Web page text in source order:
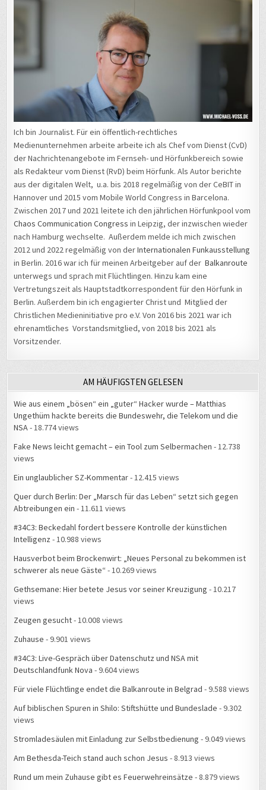
Ich bin Journalist. Für ein öffentlich-rechtliches
Medienunternehmen arbeite arbeite ich als Chef vom Dienst (CvD)
der Nachrichtenangebote im Fernseh- und Hörfunkbereich sowie
als Redakteur vom Dienst (RvD) beim Hörfunk. Als Autor berichte
aus der digitalen Welt, u.a. bis 2018 regelmäßig von der CeBIT in
Hannover und 2015 vom Mobile World Congress in Barcelona.
Zwischen 2017 und 2021 leitete ich den jährlichen Hörfunkpool vom
Chaos Communication Congress in Leipzig, der inzwischen wieder
nach Hamburg wechselte. Außerdem melde ich mich zwischen
2012 und 2022 regelmäßig von derInternationalen Funkausstellung
in Berlin. 2016 war ich für meinen Arbeitgeber auf derBalkanroute
unterwegs und sprach mit Flüchtlingen. Hinzu kam eine
Vertretungszeit als Hauptstadtkorrespondent für den Hörfunk in
Berlin. Außerdem bin ich engagierter Christ und Mitglied der
Christlichen Medieninitiative pro e.V. Von 2016 bis 2021 war ich
ehrenamtliches Vorstandsmitglied, von 2018 bis 2021 als
Vorsitzender.
AM HÄUFIGSTEN GELESEN
Wie aus einem „bösen“ ein „guter“ Hacker wurde – Matthias
Ungethüm hackte bereits die Bundeswehr, die Telekom und die
NSA- 18.774 views
Fake News leicht gemacht – ein Tool zum Selbermachen - 12.738
views
Ein unglaublicher SZ-Kommentar- 12.415 views
Quer durch Berlin: Der „Marsch für das Leben“ setzt sich gegen
Abtreibungen ein - 11.611 views
#34C3: Beckedahl fordert bessere Kontrolle der künstlichen
Intelligenz - 10.988 views
Hausverbot beim Brockenwirt: „Neues Personal zu bekommen ist
schwerer als neue Gäste“ - 10.269 views
Gethsemane: Hier betete Jesus vor seiner Kreuzigung - 10.217
views
Zeugen gesucht- 10.008 views
Zuhause - 9.901 views
#34C3: Live-Gespräch über Datenschutz und NSA mit
Deutschlandfunk Nova - 9.604 views
Für viele Flüchtlinge endet die Balkanroute in Belgrad - 9.588 views
Auf biblischen Spuren in Shilo: Stiftshütte und Bundeslade - 9.302
views
Stromladesäulen mit Einladung zur Selbstbedienung - 9.049 views
Am Bethesda-Teich stand auch schon Jesus - 8.913 views
Rund um mein Zuhause gibt es Feuerwehreinsätze - 8.879 views